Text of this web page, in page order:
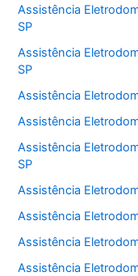
Assistência
SP
Assistência
SP
Assistência
Assistência
Assistência
SP
Assistência
Assistência
Assistência
Assistência